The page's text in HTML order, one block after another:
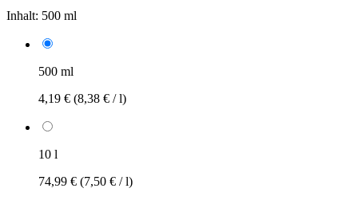
Inhalt: 500 ml
500 ml
4,19 € (8,38 € / l)
10 l
74,99 € (7,50 € / l)